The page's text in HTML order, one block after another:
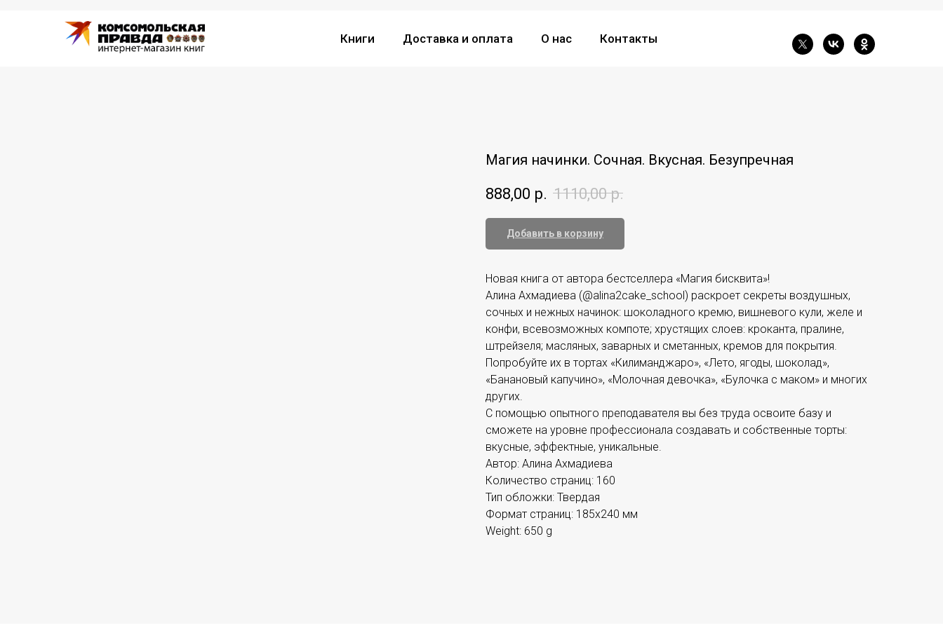
Книги Доставка и оплата О нас Контакты
Магия начинки. Сочная. Вкусная. Безупречная
888,00 р. 1110,00 р.
Добавить в корзину
Новая книга от автора бестселлера «Магия бисквита»!
Алина Ахмадиева (@alina2cake_school) раскроет секреты воздушных,
сочных и нежных начинок: шоколадного кремю, вишневого кули, желе и
конфи, всевозможных компоте; хрустящих слоев: кроканта, пралине,
штрейзеля; масляных, заварных и сметанных, кремов для покрытия.
Попробуйте их в тортах «Килиманджаро», «Лето, ягоды, шоколад»,
«Банановый капучино», «Молочная девочка», «Булочка с маком» и многих
других.
С помощью опытного преподавателя вы без труда освоите базу и
сможете на уровне профессионала создавать и собственные торты:
вкусные, эффектные, уникальные.
Автор: Алина Ахмадиева
Количество страниц: 160
Тип обложки: Твердая
Формат страниц: 185х240 мм
Weight: 650 g